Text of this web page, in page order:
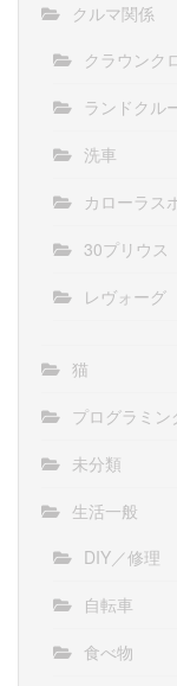
クルマ関係
クラウンク
ランドクル
洗車
カローラス
30プリウス
レヴォーグ
猫
プログラミン
未分類
生活一般
DIY／修理
自転車
食べ物